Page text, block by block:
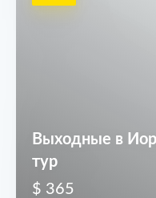
Выходные в
тур
$ 365